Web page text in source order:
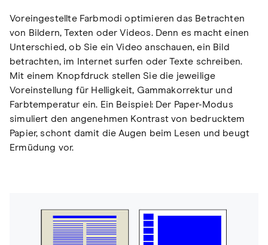
Voreingestellte Farbmodi optimieren das Betrachten
von Bildern, Texten oder Videos. Denn es macht einen
Unterschied, ob Sie ein Video anschauen, ein Bild
betrachten, im Internet surfen oder Texte schreiben.
Mit einem Knopfdruck stellen Sie die jeweilige
Voreinstellung für Helligkeit, Gammakorrektur und
Farbtemperatur ein. Ein Beispiel: Der Paper-Modus
simuliert den angenehmen Kontrast von bedrucktem
Papier, schont damit die Augen beim Lesen und beugt
Ermüdung vor.